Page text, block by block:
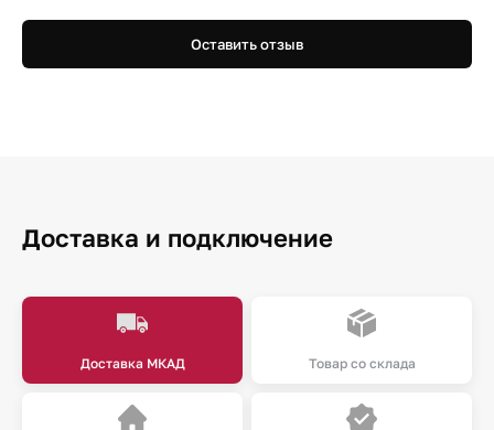
Оставить отзыв
Доставка и подключение
Доставка МКАД Товар со склада